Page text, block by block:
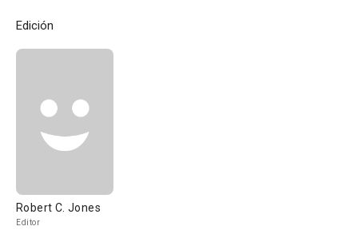
Edición
Robert C. Jones
Editor